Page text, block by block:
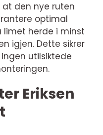
at den nye ruten
optimal
limet herde i minst
igjen. Dette sikrer
utilsiktede
Eriksen